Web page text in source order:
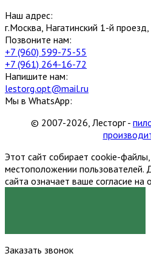
Наш адрес:
г.Москва, Нагатинский 1-й проезд,
Позвоните нам:
+7 (960) 599-75-55
+7 (961) 264-16-72
Напишите нам:
lestorg.opt@mail.ru
Мы в WhatsApp:
© 2007-2026, Лесторг -
Этот сайт собирает cookie-
местоположении пользователей.
сайта означает ваше согласие на
Заказать звонок